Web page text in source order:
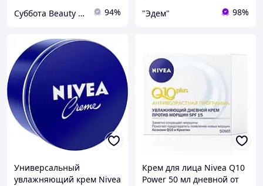
Суббота Beauty Shop 94% "Эдем" 98%
Универсальный
увлажняющий крем Nivea
Крем для лица Nivea Q10
Power 50 мл дневной от